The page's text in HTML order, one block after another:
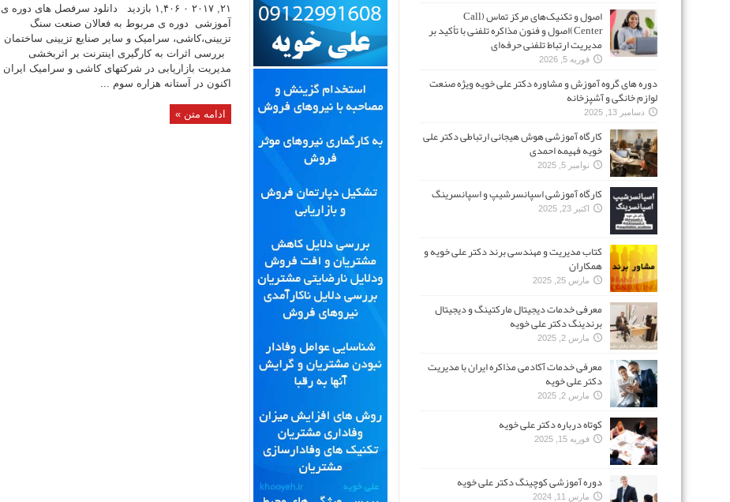
۲۱, ۲۰۱۷ ۰ ۱,۴۰۶ بازدید دانلود سرفصل های دوره ی
آموزشی دوره ی مربوط به فعالان صنعت سنگ
تزیینی،کاشی، سرامیک و سایر صنایع تزیینی ساختمان
بررسی اثرات به کارگیری اینترنت بر اثربخشی
مدیریت بازاریابی در شرکتهای کاشی و سرامیک ایران
اکنون در آستانه هزاره سوم ...
ادامه متن »
اصول و تکنیک‌های مرکز تماس (Call
Center)اصول و فنون مذاکره تلفنی با تأکید بر
مدیریت ارتباط تلفنی حرفه‌ای
فوریه 5, 2026
دوره های گروه آموزش و مشاوره دکتر علی خویه ویژه صنعت
لوازم خانگی و آشپزخانه
دسامبر 13, 2025
کارگاه آموزشی هوش هیجانی ارتباطی دکتر علی
خویه فهیمه احمدی
نوامبر 5, 2025
کارگاه آموزشی اسپانسرشیپ و اسپانسرینگ
اکتبر 23, 2025
کتاب مدیریت و مهندسی برند دکتر علی خویه و
همکاران
مارس 25, 2025
معرفی خدمات دیجیتال مارکتینگ و دیجیتال
برندینگ دکتر علی خویه
مارس 2, 2025
معرفی خدمات آکادمی مذاکره ایران با مدیریت
دکتر علی خویه
مارس 2, 2025
کوتاه درباره دکتر علی خویه
فوریه 15, 2025
دوره آموزشی کوچینگ دکتر علی خویه
مارس 11, 2024